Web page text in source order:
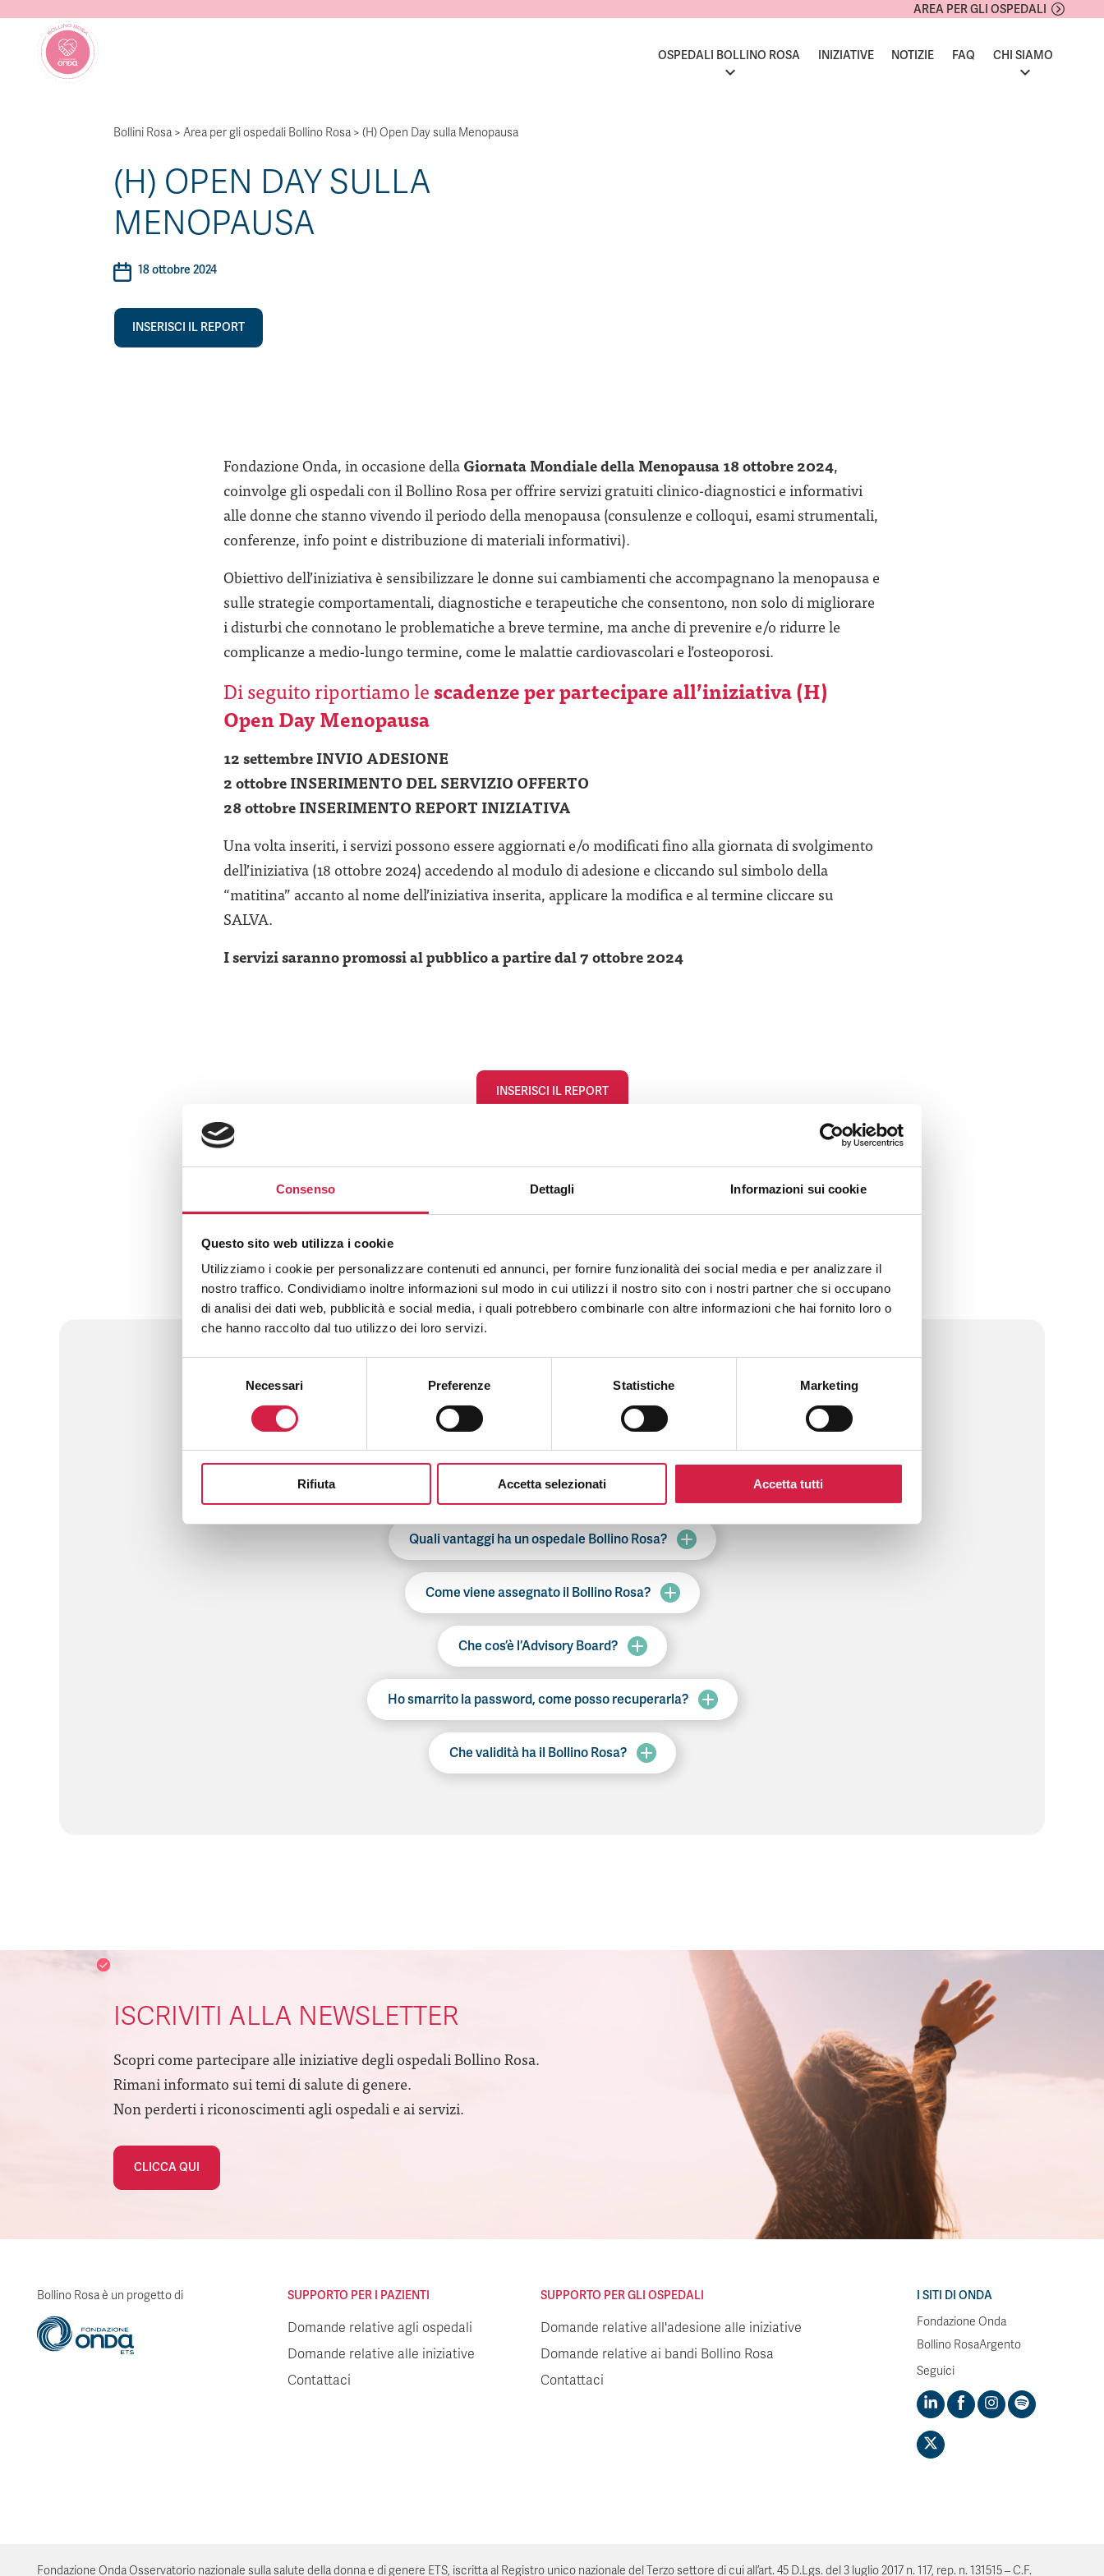
Consenso Dettagli Informazioni sui cookie
Questo sito web utilizza i cookie
Utilizziamo i cookie per personalizzare contenuti ed annunci, per fornire funzionalità dei social media e per analizzare il
nostro traffico. Condividiamo inoltre informazioni sul modo in cui utilizzi il nostro sito con i nostri partner che si occupano
di analisi dei dati web, pubblicità e social media, i quali potrebbero combinarle con altre informazioni che hai fornito loro o
che hanno raccolto dal tuo utilizzo dei loro servizi.
Necessari Preferenze Statistiche Marketing
Rifiuta Accetta selezionati Accetta tutti
AREA PER GLI OSPEDALI
OSPEDALI BOLLINO ROSA INIZIATIVE NOTIZIE FAQ CHI SIAMO
Bollini Rosa > Area per gli ospedali Bollino Rosa > (H) Open Day sulla Menopausa
(H) OPEN DAY SULLA
MENOPAUSA
18 ottobre 2024
INSERISCI IL REPORT
Fondazione Onda, in occasione dellaGiornata Mondiale della Menopausa 18 ottobre 2024,
coinvolge gli ospedali con il Bollino Rosa per offrire servizi gratuiti clinico-diagnostici e informativi
alle donne che stanno vivendo il periodo della menopausa (consulenze e colloqui, esami strumentali,
conferenze, info point e distribuzione di materiali informativi).
Obiettivo dell’iniziativa è sensibilizzare le donne sui cambiamenti che accompagnano la menopausa e
sulle strategie comportamentali, diagnostiche e terapeutiche che consentono, non solo di migliorare
i disturbi che connotano le problematiche a breve termine, ma anche di prevenire e/o ridurre le
complicanze a medio-lungo termine, come le malattie cardiovascolari e l’osteoporosi.
Di seguito riportiamo lescadenze per partecipare all’iniziativa (H)
Open Day Menopausa
12 settembre INVIO ADESIONE
2 ottobre INSERIMENTO DEL SERVIZIO OFFERTO
28 ottobre INSERIMENTO REPORT INIZIATIVA
Una volta inseriti, i servizi possono essere aggiornati e/o modificati fino alla giornata di svolgimento
dell’iniziativa (18 ottobre 2024) accedendo al modulo di adesione e cliccando sul simbolo della
“matitina” accanto al nome dell’iniziativa inserita, applicare la modifica e al termine cliccare su
SALVA.
I servizi saranno promossi al pubblico a partire dal 7 ottobre 2024
INSERISCI IL REPORT
Download
Fac Simile Modulo di
adesione
FAQ per gli ospedali: Bando Bollino Rosa
Che cos’è e come partecipare al bando per entrare a far parte del network degli ospedali Bollino Rosa.
Che cos’è il Bando Bollino Rosa?
Quali vantaggi ha un ospedale Bollino Rosa?
Come viene assegnato il Bollino Rosa?
Che cos’è l’Advisory Board?
Ho smarrito la password, come posso recuperarla?
Che validità ha il Bollino Rosa?
ISCRIVITI ALLA NEWSLETTER
Scopri come partecipare alle iniziative degli ospedali Bollino Rosa.
Rimani informato sui temi di salute di genere.
Non perderti i riconoscimenti agli ospedali e ai servizi.
CLICCA QUI
Bollino Rosa è un progetto di SUPPORTO PER I PAZIENTI
Domande relative agli ospedali
Domande relative alle iniziative
Contattaci
SUPPORTO PER GLI OSPEDALI
Domande relative all'adesione alle iniziative
Domande relative ai bandi Bollino Rosa
Contattaci
I SITI DI ONDA
Fondazione Onda
Bollino RosaArgento
Seguici
Fondazione Onda Osservatorio nazionale sulla salute della donna e di genere ETS, iscritta al Registro unico nazionale del Terzo settore di cui all’art. 45 D.Lgs. del 3 luglio 2017 n. 117, rep. n. 131515 – C.F.